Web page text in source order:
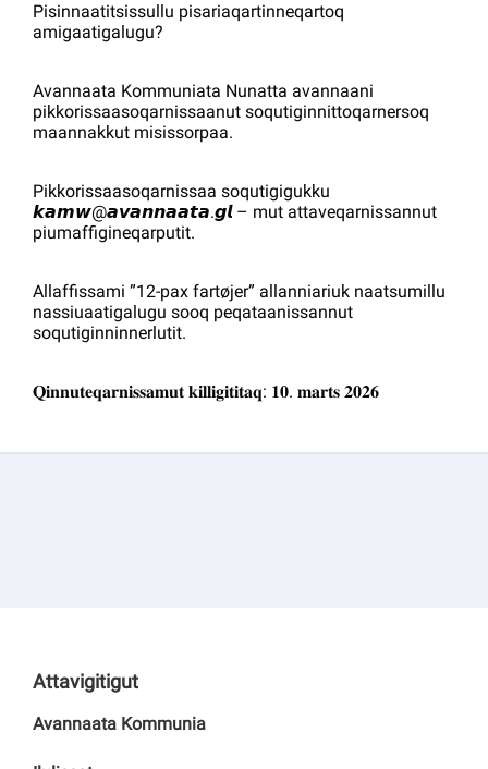
Pisinnaatitsissullu pisariaqartinneqartoq
amigaatigalugu?
Avannaata Kommuniata Nunatta avannaani
pikkorissaasoqarnissaanut soqutiginnittoqarnersoq
maannakkut misissorpaa.
Pikkorissaasoqarnissaa soqutigigukku
𝙠𝙖𝙢𝙬@𝙖𝙫𝙖𝙣𝙣𝙖𝙖𝙩𝙖.𝙜𝙡 – mut attaveqarnissannut
piumaffigineqarputit.
Allaffissami ”12-pax fartøjer” allanniariuk naatsumillu
nassiuaatigalugu sooq peqataanissannut
soqutiginninnerlutit.
𝐐𝐢𝐧𝐧𝐮𝐭𝐞𝐪𝐚𝐫𝐧𝐢𝐬𝐬𝐚𝐦𝐮𝐭 𝐤𝐢𝐥𝐥𝐢𝐠𝐢𝐭𝐢𝐭𝐚𝐪: 𝟏𝟎. 𝐦𝐚𝐫𝐭𝐬 𝟐𝟎𝟐𝟔
Attavigitigut
Avannaata Kommunia